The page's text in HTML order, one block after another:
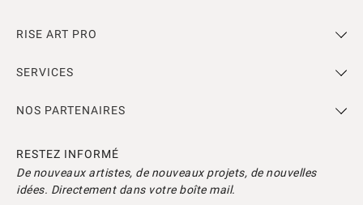
RISE ART PRO
SERVICES
NOS PARTENAIRES
RESTEZ INFORMÉ
De nouveaux artistes, de nouveaux projets, de nouvelles
idées. Directement dans votre boîte mail.